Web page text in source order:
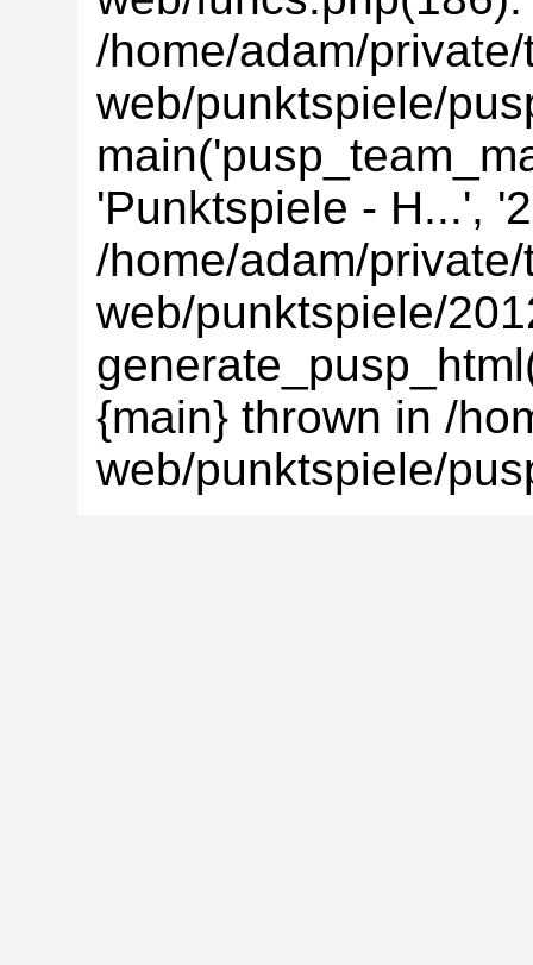
/home/adam/
web/punktspiele/
'Punktspiele - H...',
/home/adam/
web/punktspiele/
{main} thrown in /
web/punktspiele/